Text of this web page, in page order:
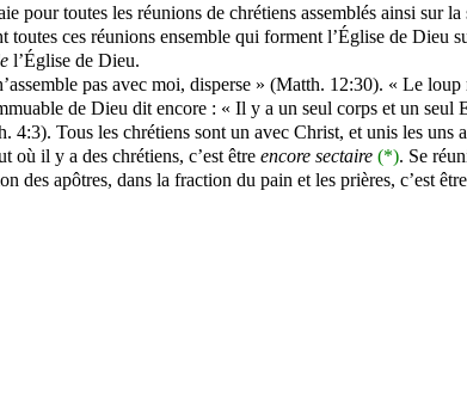
pour toutes les réunions de chrétiens assemblés ainsi sur
ces réunions ensemble qui forment l’Église de Dieu
l’Église de Dieu.
pas avec moi, disperse » (Matth. 12:30). « Le loup
de Dieu dit encore : « Il y a un seul corps et un seul
. 4:3). Tous les chrétiens sont un avec Christ, et unis les uns
où il y a des chrétiens, c’est être encore sectaire (*). Se
des apôtres, dans la fraction du pain et les prières, c’est être